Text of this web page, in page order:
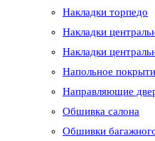
Накладки торпедо
Накладки
Накладки
Напольное
Направляющие
Обшивка салона
Обшивки